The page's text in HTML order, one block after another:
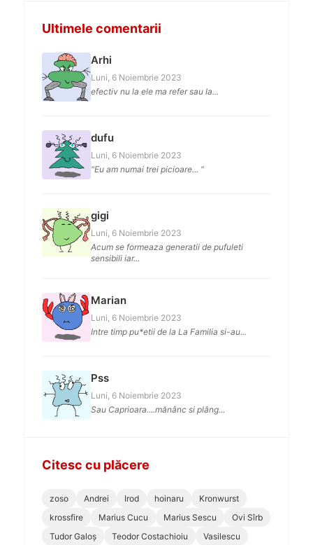
Ultimele comentarii
Arhi
Luni, 6 Noiembrie 2023
efectiv nu la ele ma refer sau la...
dufu
Luni, 6 Noiembrie 2023
"Eu am numai trei picioare... "
gigi
Luni, 6 Noiembrie 2023
Acum se formeaza generatii de pufuleti
sensibili iar...
Marian
Luni, 6 Noiembrie 2023
Intre timp pu*etii de la La Familia si-au...
Pss
Luni, 6 Noiembrie 2023
Sau Caprioara....mănânc si plâng...
Citesc cu plăcere
zoso Andrei Irod hoinaru
Kronwurst
krossfire
Marius Cucu Marius Sescu
Ovi Sîrb
Tudor Galoș
Teodor Costachioiu
Vasilescu